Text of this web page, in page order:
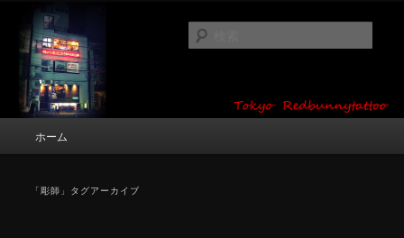
ン
ツ
東京 タトゥースタジオ 吉祥寺 Red
Bunny Tattoo タトゥーデザイン・タ
トゥー画像
タトゥーデザイン・画像の紹介（和彫り・ワンポイント・girl tattoo）
ホーム
「彫師 」タグアーカイブ